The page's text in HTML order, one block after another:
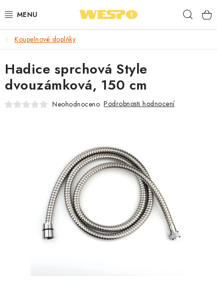
na
ARMATURY PRO TOPENÍ A VODU
TOPENÍ A OHŘEV VODY
TVAROVKY A TRUBKY
⭐ NEJLÉPE HODNOCENÉ
🏷️ VÝPRODEJ
⚡ NOVINKA
🎁 ODMĚNY ZA BODY
Koupelnové doplňky
Hadice sprchová Style
dvouzámková, 150 cm
Neohodnoceno Podrobnosti hodnocení